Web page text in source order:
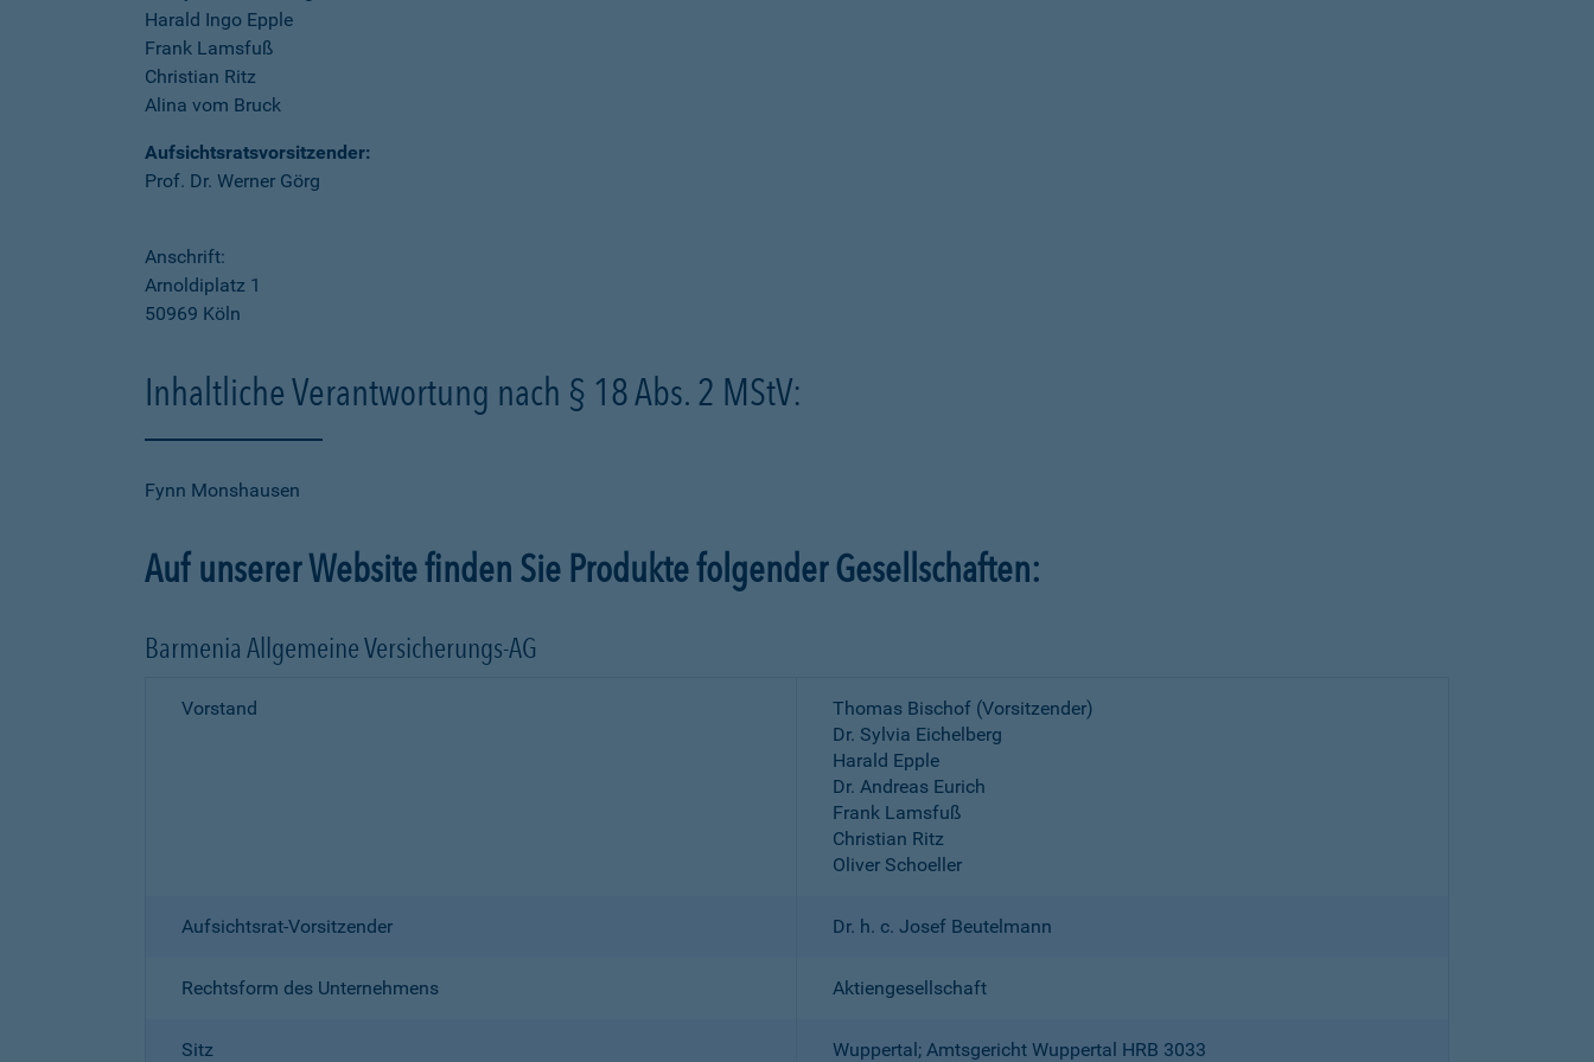
Harald Ingo Epple
Frank Lamsfuß
Christian Ritz
Alina vom Bruck
Aufsichtsratsvorsitzender:
Prof. Dr. Werner Görg
Anschrift:
Arnoldiplatz 1
50969 Köln
Inhaltliche Verantwortung nach § 18 Abs. 2 MStV:
Fynn Monshausen
Auf unserer Website finden Sie Produkte folgender Gesellschaften:
Barmenia Allgemeine Versicherungs-AG
Vorstand
Thomas Bischof (Vorsitzender)
Dr. Sylvia Eichelberg
Harald Epple
Dr. Andreas Eurich
Frank Lamsfuß
Christian Ritz
Oliver Schoeller
Aufsichtsrat-Vorsitzender Dr. h. c. Josef Beutelmann
Rechtsform des Unternehmens Aktiengesellschaft
Sitz Wuppertal; Amtsgericht Wuppertal HRB 3033